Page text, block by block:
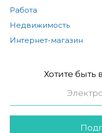
Работа
Недвижимость
Интернет-магазин
Хотите быть